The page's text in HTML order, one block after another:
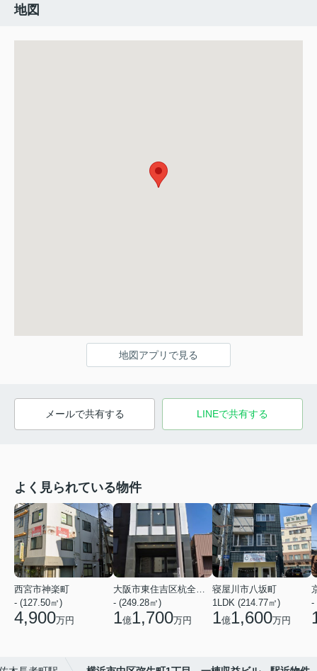
地図
地図アプリで見る
メールで共有する LINEで共有する
よく見られている物件
西宮市神楽町
- (127.50㎡)
4,900万円
- (249.28㎡)
1億1,700万円
寝屋川市八坂町
1LDK (214.77㎡)
1億1,600万円
-